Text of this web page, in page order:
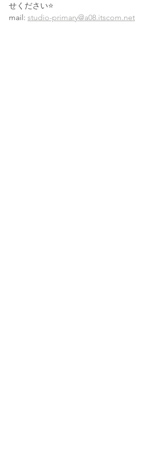
せください⭐️
mail: studio-primary@a08.itscom.net